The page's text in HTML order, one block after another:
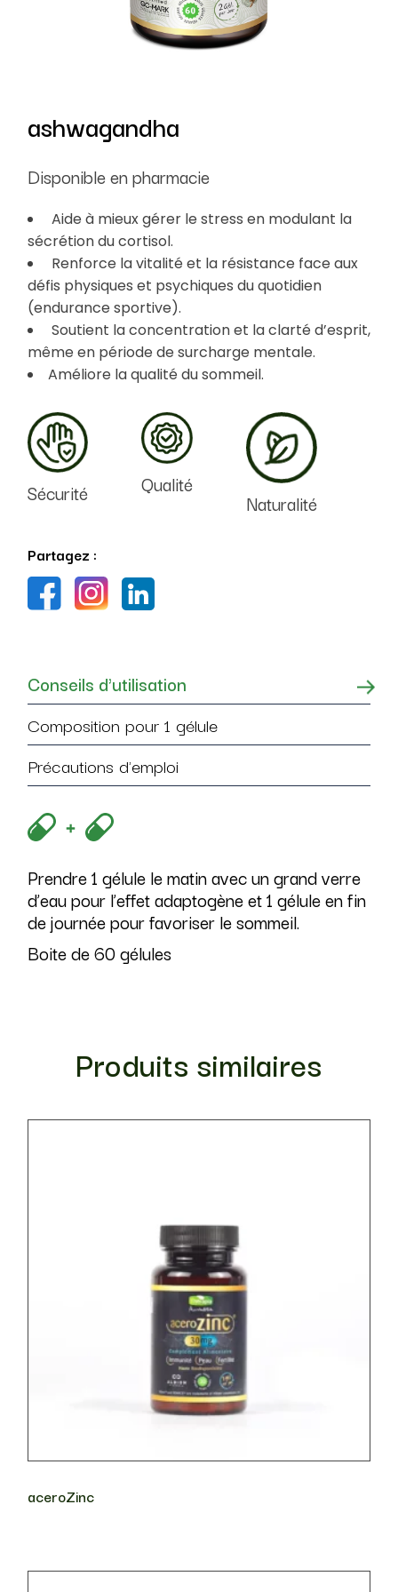
ashwagandha
Disponible en pharmacie
Aide à mieux gérer le stress en modulant la
sécrétion du cortisol.
Renforce la vitalité et la résistance face aux
défis physiques et psychiques du quotidien
(endurance sportive).
Soutient la concentration et la clarté d’esprit,
même en période de surcharge mentale.
Améliore la qualité du sommeil.
Sécurité Qualité
Naturalité
Partagez :
Conseils d'utilisation
Composition pour 1 gélule
Précautions d'emploi
Prendre 1 gélule le matin avec un grand verre
d’eau pour l’effet adaptogène et 1 gélule en fin
de journée pour favoriser le sommeil.
Boite de 60 gélules
Produits similaires
aceroZinc